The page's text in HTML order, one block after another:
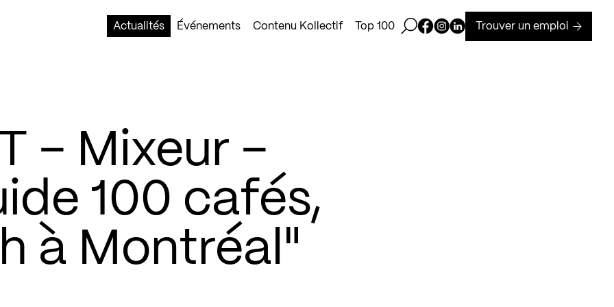
Actualités
Événements Contenu Kollectif Top 100 Ouvrir la barre de recherche
Page Facebook de Kollectif
Page Instagram de Kollectif
Page Linkedin de Kollectif
Trouver un emploi
– Mixeur –
100 cafés,
à Montréal"